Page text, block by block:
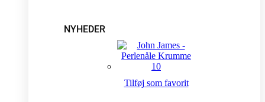
NYHEDER
Tilføj som favorit